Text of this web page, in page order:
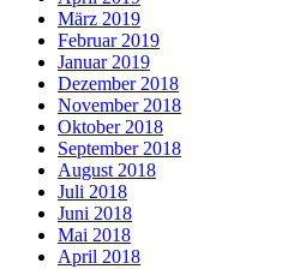
März 2019
Februar 2019
Januar 2019
Dezember 2018
November 2018
Oktober 2018
September 2018
August 2018
Juli 2018
Juni 2018
Mai 2018
April 2018